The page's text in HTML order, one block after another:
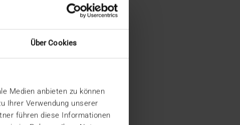
Über Cookies
Medien anbieten zu können
Ihrer Verwendung unserer
führen diese Informationen
Mai (7)
April (4)
Februar (3)
Dezember (5)
November (6)